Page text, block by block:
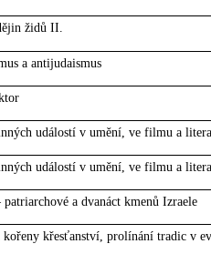
židů II.
a antijudaismus
událostí v umění, ve filmu a
událostí v umění, ve filmu a
patriarchové a dvanáct kmenů Izraele
kořeny křesťanství, prolínání tradic v